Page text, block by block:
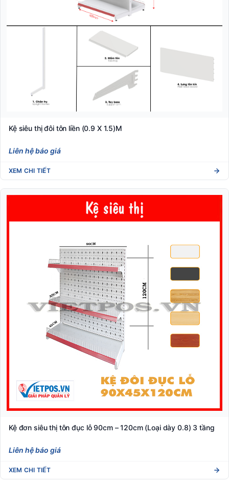
Kệ siêu thị đôi tôn liền (0.9 X 1.5)M
Liên hệ báo giá
XEM CHI TIẾT
Kệ đơn siêu thị tôn đục lỗ 90cm – 120cm (Loại dày 0.8) 3 tầng
Liên hệ báo giá
XEM CHI TIẾT